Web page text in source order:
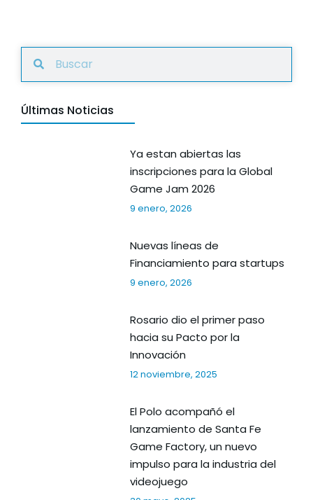
Últimas Noticias
Ya estan abiertas las
inscripciones para la Global
Game Jam 2026
9 enero, 2026
Nuevas líneas de
Financiamiento para startups
9 enero, 2026
Rosario dio el primer paso
hacia su Pacto por la
Innovación
12 noviembre, 2025
El Polo acompañó el
lanzamiento de Santa Fe
Game Factory, un nuevo
impulso para la industria del
videojuego